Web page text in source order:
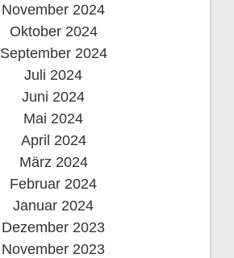
November 2024
Oktober 2024
September 2024
Juli 2024
Juni 2024
Mai 2024
April 2024
März 2024
Februar 2024
Januar 2024
Dezember 2023
November 2023